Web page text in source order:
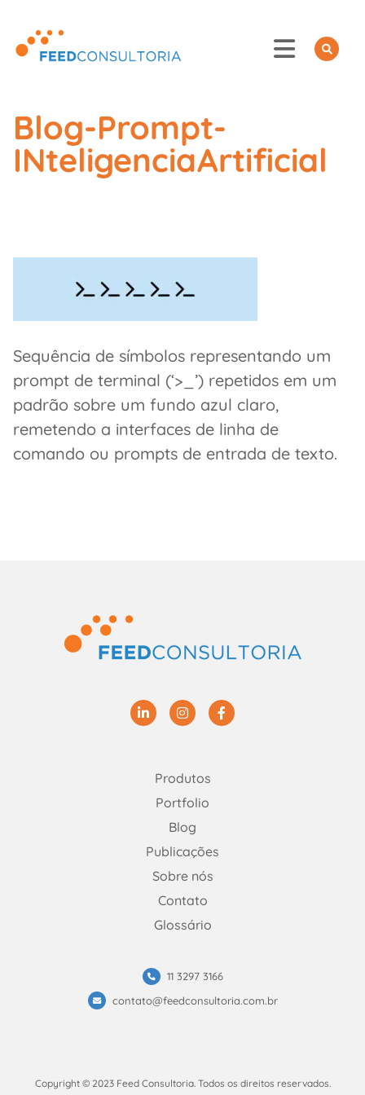
content
Blog-Prompt-
INteligenciaArtificial
Sequência de símbolos representando um
prompt de terminal (‘>_’) repetidos em um
padrão sobre um fundo azul claro,
remetendo a interfaces de linha de
comando ou prompts de entrada de texto.
Produtos
Portfolio
Blog
Publicações
Sobre nós
Contato
Glossário
11 3297 3166
contato@feedconsultoria.com.br
Copyright © 2023 Feed Consultoria. Todos os direitos reservados.